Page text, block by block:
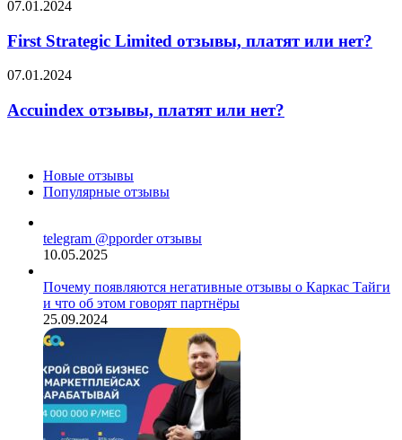
First
Limited
отзывы,
платят
нет?
07.01.2024
First Strategic Limited отзывы, платят или нет?
Accuindex
платят
или
07.01.2024
Accuindex отзывы, платят или нет?
Новые отзывы
Популярные отзывы
telegram @pporder отзывы
10.05.2025
Почему появляются негативные отзывы о Каркас Тайги
и что об этом говорят партнёры
25.09.2024